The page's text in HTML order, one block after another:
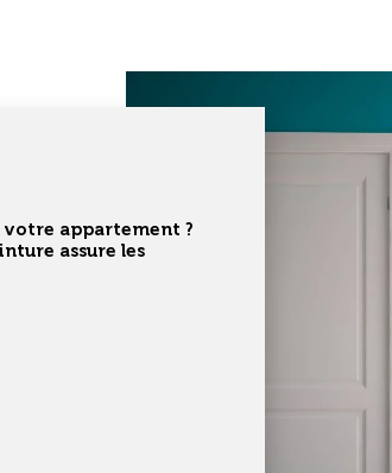
votre appartement ?
assure les